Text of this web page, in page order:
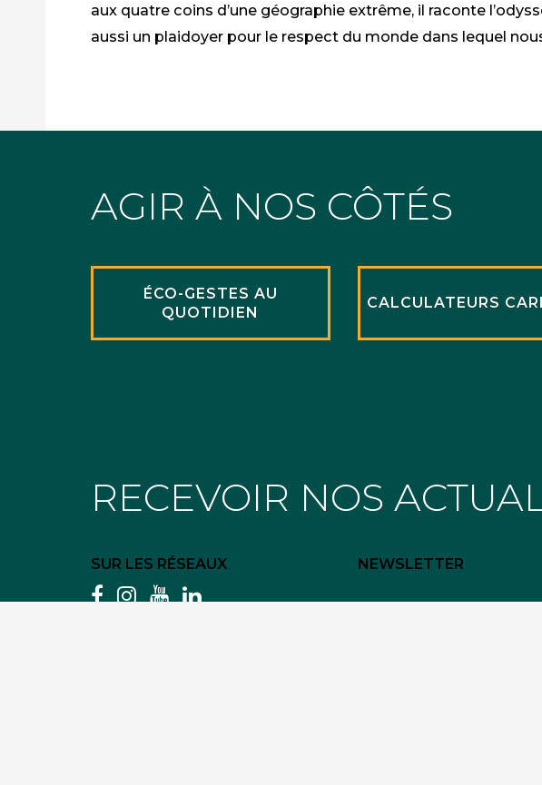
aux quatre coins d’une géographie extrême, il raconte
aussi un plaidoyer pour le respect du monde dans lequel
AGIR À NOS CÔTÉS
ÉCO-GESTES AU
QUOTIDIEN
CALCULATEURS
RECEVOIR NOS
SUR LES RÉSEAUX
facebook
instagram
youtubelinkedin
NEWSLETTER